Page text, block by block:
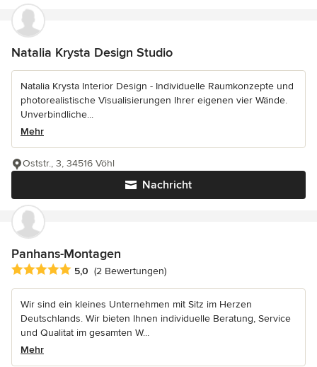
Natalia Krysta Design Studio
Natalia Krysta Interior Design - Individuelle Raumkonzepte und
photorealistische Visualisierungen Ihrer eigenen vier Wände.
Unverbindliche...
Mehr
Nachricht
Oststr., 3, 34516 Vöhl
Panhans-Montagen
Durchschnittliche Bewertung: 5 von 5 Sternen
5,0 (2 Bewertungen)
Wir sind ein kleines Unternehmen mit Sitz im Herzen
Deutschlands. Wir bieten Ihnen individuelle Beratung, Service
und Qualitat im gesamten W...
Mehr